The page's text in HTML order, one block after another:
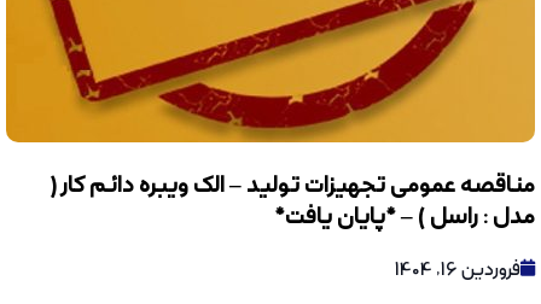
مناقصه عمومی تجهیزات تولید – الک ویبره دائم کار (
مدل : راسل ) – *پایان یافت*
فروردین 16, 1404